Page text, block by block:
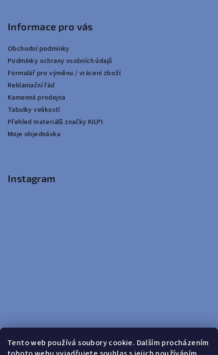
Tento web používá soubory cookie. Dalším procházením
Informace pro vás
Obchodní podmínky
Podmínky ochrany osobních údajů
Formulář pro výměnu / vrácení zboží
Reklamační řád
Kamenná prodejna
Tabulky velikostí
Přehled materiálů značky KILPI
Moje objednávka
Instagram